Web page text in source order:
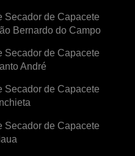
Secador de Capacete
Bernardo do Campo
Secador de Capacete
André
Secador de Capacete
Secador de Capacete